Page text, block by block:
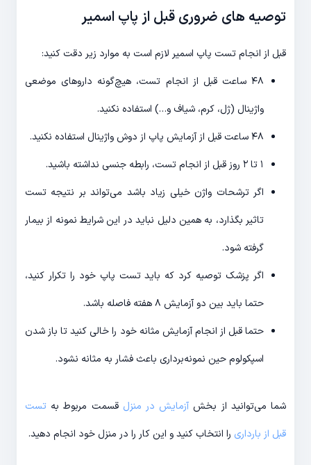
توصیه‌ های ضروری قبل از پاپ اسمیر
قبل از انجام تست پاپ اسمیر لازم است به موارد زیر دقت کنید:
۴۸ ساعت قبل از انجام تست، هیچ‌گونه داروهای موضعی
واژينال (ژل، کرم، شیاف و…) استفاده نکنید.
۴۸ ساعت قبل از آزمایش پاپ از دوش واژینال استفاده نکنید.
۱ تا ۲ روز قبل از انجام تست، رابطه جنسی نداشته باشید.
اگر ترشحات واژن خیلی زیاد باشد می‌تواند بر نتیجه تست
تاثیر بگذارد، به همین دلیل نباید در این شرایط نمونه از بیمار
گرفته شود.
اگر پزشک توصیه کرد که باید تست پاپ خود را تکرار کنید،
حتما باید بین دو آزمایش ۸ هفته فاصله باشد.
حتما قبل از انجام آزمایش مثانه خود را خالی کنید تا باز شدن
اسپکولوم حین نمونه‌برداری باعث فشار به مثانه نشود.
شما می‌توانید از بخش آزمایش در منزل قسمت مربوط به تست
قبل از بارداری را انتخاب کنید و این کار را در منزل خود انجام دهید.